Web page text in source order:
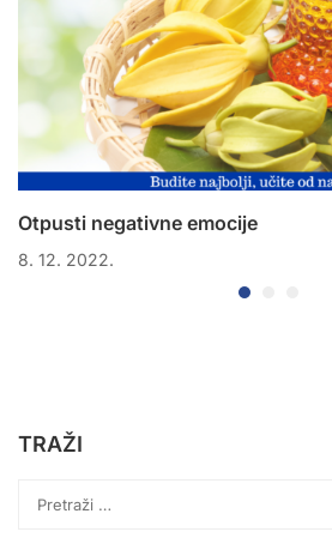
Otpusti negativne emocije
8. 12. 2022.
TRAŽI